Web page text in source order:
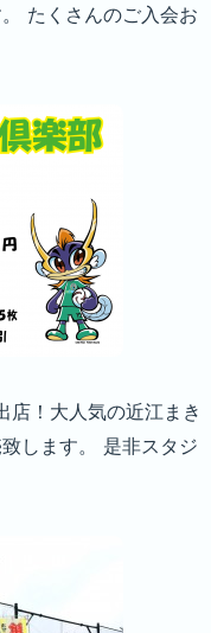
たくさんのご入会お
店！大人気の近江まき
します。 是非スタジ